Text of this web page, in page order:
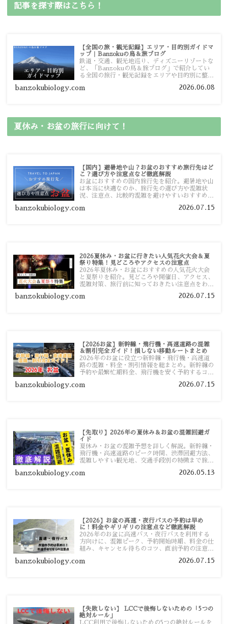
記事を探す際はこちら！
【全国の旅・観光記録】エリア・目的別ガイドマ
ップ｜Banzokuの鳥＆旅ブログ
鉄道・交通、観光地巡り、ディズニーリゾートな
ど、「Banzokuの鳥＆旅ブログ」で紹介してい
る全国の旅行・観光記録をエリアや目的別に整理
ガイドマップからスムーズに見つけていただけま
banzokubiology.com 2026.06.08
夏休み・お盆の旅行に向けて！
【国内】避暑地や山？お盆のおすすめ旅行先はど
こ？選び方や注意点など徹底解説
お盆におすすめの国内旅行先を紹介。避暑地や山
は本当に快適なのか、旅行先の選び方や混雑状
況、注意点、比較的混雑を避けやすいおすすめス
す。
banzokubiology.com 2026.07.15
2026夏休み・お盆に行きたい人気花火大会＆夏
祭り特集！見どころやアクセスの注意点
2026年夏休み・お盆におすすめの人気花火大会
と夏祭りを紹介。見どころや開催日、アクセス、
混雑対策、旅行前に知っておきたい注意点をわか
banzokubiology.com 2026.07.15
【2026お盆】新幹線・飛行機・高速道路の混雑
＆割引完全ガイド！損しない移動ルートまとめ
2026年のお盆に役立つ新幹線・飛行機・高速道
路の混雑・料金・割引情報を総まとめ。新幹線の
予約や最繁忙期料金、飛行機を安く予約するコ
い移動方法を分かりやすく解説します。
banzokubiology.com 2026.07.15
【先取り】2026年の夏休み＆お盆の混雑回避ガ
イド
夏休み・お盆の混雑予想を詳しく解説。新幹線・
飛行機・高速道路のピーク時間、渋滞回避方法、
混雑しやすい観光地、交通手段別の特徴まで旅行
banzokubiology.com 2026.05.13
【2026】お盆の高速・夜行バスの予約は早め
に！料金やギリギリの注意点など徹底解説
2026年のお盆に高速バス・夜行バスを利用する
方向けに、混雑ピーク、予約開始時期、料金の仕
組み、キャンセル待ちのコツ、直前予約の注意点
banzokubiology.com 2026.07.15
【失敗しない】 LCCで後悔しないための「5つの
絶対ルール」
LCC利用で後悔しないための5つの絶対ルールを